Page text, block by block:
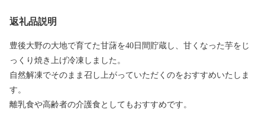
返礼品説明
豊後大野の大地で育てた甘藷を40日間貯蔵し、甘くなった芋をじ
っくり焼き上げ冷凍しました。
自然解凍でそのまま召し上がっていただくのをおすすめいたしま
す。
離乳食や高齢者の介護食としてもおすすめです。